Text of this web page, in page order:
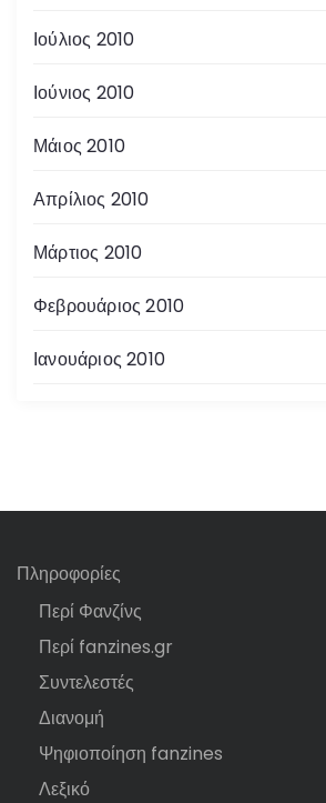
Ιούλιος 2010
Ιούνιος 2010
Μάιος 2010
Απρίλιος 2010
Μάρτιος 2010
Φεβρουάριος 2010
Ιανουάριος 2010
Πληροφορίες
Περί Φανζίνς
Περί fanzines.gr
Συντελεστές
Διανομή
Ψηφιοποίηση fanzines
Λεξικό